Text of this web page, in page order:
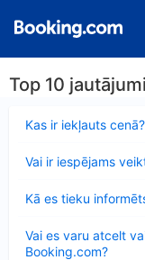
Top 10 jautājumi
Kas ir iekļauts cenā?
Vai ir iespējams
Kā es tieku
Vai es varu atcelt
Booking.com?